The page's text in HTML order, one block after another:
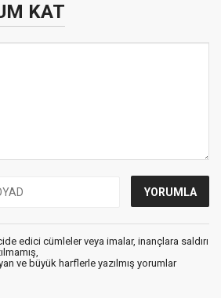
KAT
edici cümleler veya imalar, inançlara saldırı
ve büyük harflerle yazılmış yorumlar